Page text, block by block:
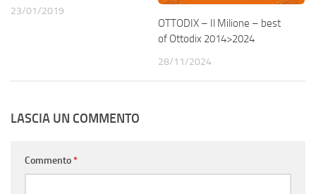
23/01/2019
OTTODIX – Il Milione – best
of Ottodix 2014>2024
28/11/2024
LASCIA UN COMMENTO
Commento*